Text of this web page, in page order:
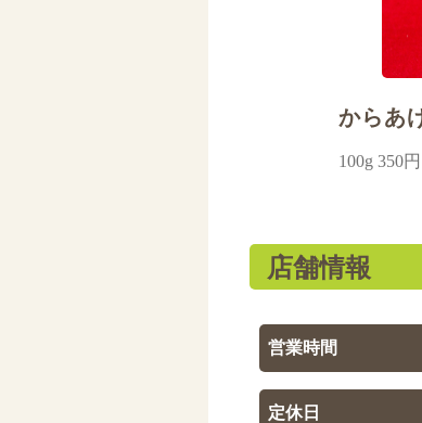
からあ
100g 350
店舗情報
営業時間
定休日